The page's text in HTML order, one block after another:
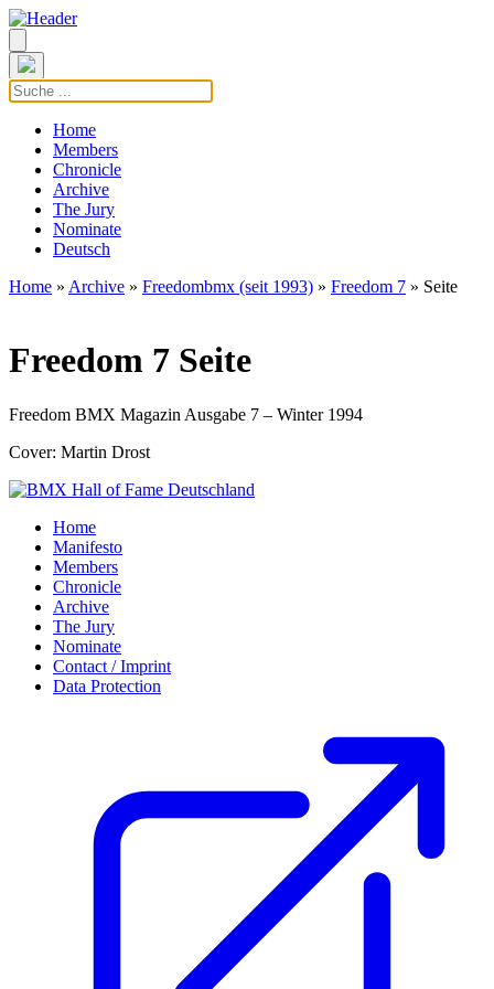
Home
Members
Chronicle
Archive
The Jury
Nominate
Deutsch
Home » Archive » Freedombmx (seit 1993) » Freedom 7 » Seite
Freedom 7 Seite
Freedom BMX Magazin Ausgabe 7 – Winter 1994
Cover: Martin Drost
Home
Manifesto
Members
Chronicle
Archive
The Jury
Nominate
Contact / Imprint
Data Protection